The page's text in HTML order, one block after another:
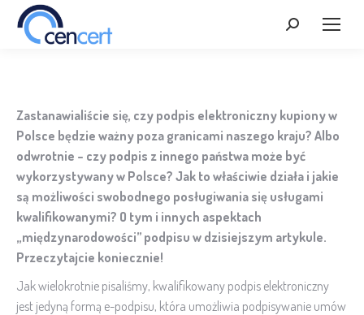
Szukaj:
Zastanawialiście się, czy podpis elektroniczny kupiony w
Polsce będzie ważny poza granicami naszego kraju? Albo
odwrotnie – czy podpis z innego państwa może być
wykorzystywany w Polsce? Jak to właściwie działa i jakie
są możliwości swobodnego posługiwania się usługami
kwalifikowanymi? O tym i innych aspektach
„międzynarodowości” podpisu w dzisiejszym artykule.
Przeczytajcie koniecznie!
Jak wielokrotnie pisaliśmy, kwalifikowany podpis elektroniczny
jest jedyną formą e-podpisu, która umożliwia podpisywanie umów